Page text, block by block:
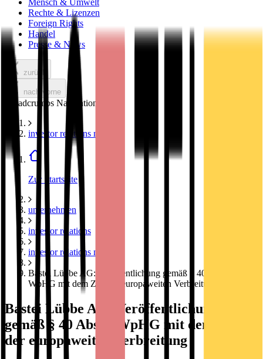
Mensch & Umwelt
Rechte & Lizenzen
Foreign Rights
Handel
Presse & News
zurück
nach vorne
Breadcrumbs Navigation
investor relations news
Zur Startseite
unternehmen
investor relations
investor relations news
Bastei Lübbe AG: Veröffentlichung gemäß § 40 Abs. 1
WpHG mit dem Ziel der europaweiten Verbreitung
Bastei Lübbe AG: Veröffentlichung
gemäß § 40 Abs. 1 WpHG mit dem Ziel
der europaweiten Verbreitung